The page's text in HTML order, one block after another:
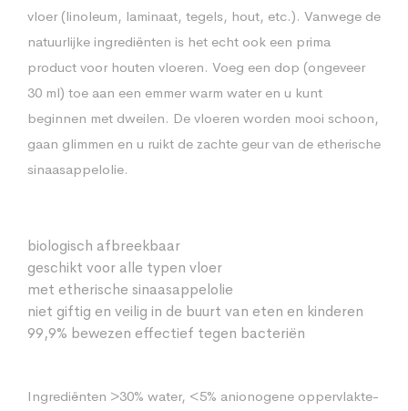
vloer (linoleum, laminaat, tegels, hout, etc.). Vanwege de
natuurlijke ingrediënten is het echt ook een prima
product voor houten vloeren. Voeg een dop (ongeveer
30 ml) toe aan een emmer warm water en u kunt
beginnen met dweilen. De vloeren worden mooi schoon,
gaan glimmen en u ruikt de zachte geur van de etherische
sinaasappelolie.
biologisch afbreekbaar
geschikt voor alle typen vloer
met etherische sinaasappelolie
niet giftig en veilig in de buurt van eten en kinderen
99,9% bewezen effectief tegen bacteriën
Ingrediënten >30% water, <5% anionogene oppervlakte-